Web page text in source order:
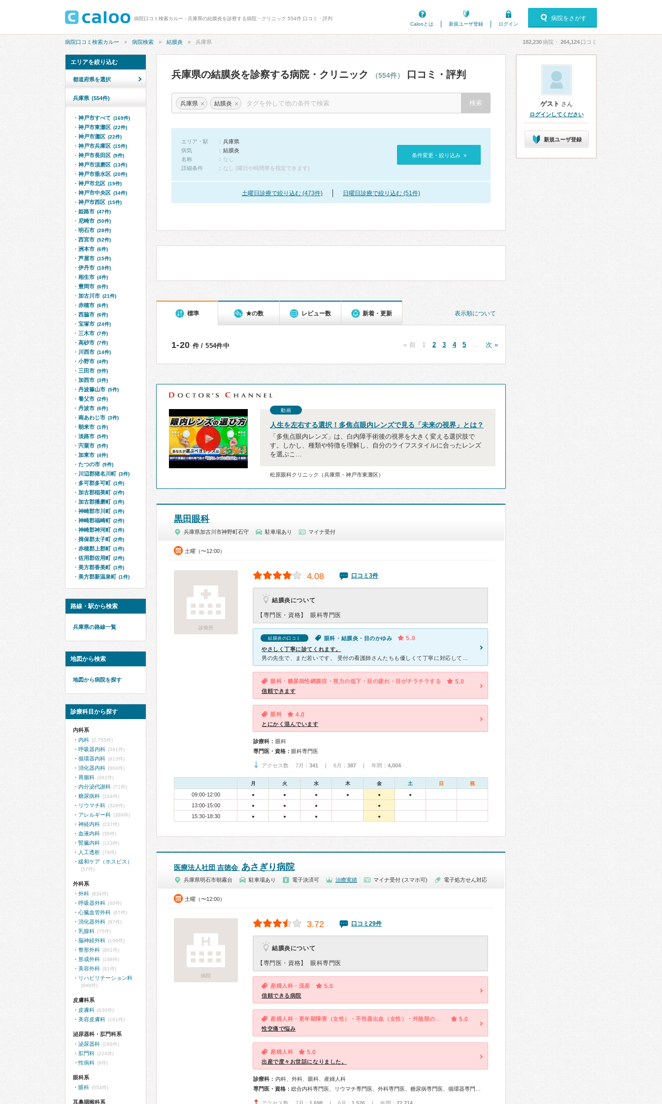
病院口コミ検索カルー - 兵庫県の結膜炎を診察する病院・クリニック 554件 口コミ・評判
Calooとは
新規ユーザ登録 ログイン
病院をさがす
病院口コミ検索カルー 病院検索 結膜炎 兵庫県 182,230病院・ 264,124 口コミ
兵庫県の結膜炎を診察する病院・クリニック （554件） 口コミ・評判
兵庫県 × 結膜炎 ×
エリア・駅
兵庫県
病気
結膜炎
名称
なし
詳細条件
なし (曜日や時間帯を指定できます)
条件変更・絞り込み »
土曜日診療で絞り込む (473件) 日曜日診療で絞り込む (51件)
表示順について
標準 ★の数 レビュー数 新着・更新
1-20 件 / 554件中 « 前 1 2 3 4 5 次 »
動画
人生を左右する選択！多焦点眼内レンズで見る「未来の視界」とは？
「多焦点眼内レンズ」は、白内障手術後の視界を大きく変える選択肢で
す。しかし、種類や特徴を理解し、自分のライフスタイルに合ったレンズ
を選ぶこ…
松原眼科クリニック（兵庫県・神戸市東灘区）
黒田眼科
兵庫県加古川市神野町石守 駐車場あり マイナ受付
土曜（〜12:00）
診療所
4.08 口コミ3件
結膜炎について
【専門医・資格】 眼科専門医
結膜炎の口コミ 眼科・結膜炎・目のかゆみ 5.0
やさしく丁寧に診てくれます。
眼科・糖尿病性網膜症・視力の低下・目の疲れ・目がチラチラする 5.0
信頼できます
眼科 4.0
とにかく混んでいます
診療科： 眼科
専門医・資格： 眼科専門医
アクセス数 7月： 341 | 6月： 387 | 年間： 4,004
月 火 水 木 金 土 日 祝
09:00-12:00 ● ● ● ● ● ●
13:00-15:00 ● ● ● ●
15:30-18:30 ● ● ● ●
医療法人社団 吉徳会 あさぎり病院
兵庫県明石市朝霧台 駐車場あり 電子決済可 治療実績 マイナ受付 (スマホ可) 電子処方せん対応
土曜（〜12:00）
病院
3.72 口コミ29件
結膜炎について
【専門医・資格】 眼科専門医
産婦人科・流産 5.0
信頼できる病院
5.0
性交痛で悩み
産婦人科 5.0
出産で度々お世話になりました。
診療科： 内科、外科、眼科、産婦人科
専門医・資格：
エリアを絞り込む
都道府県を選択
兵庫県 (554件)
神戸市すべて (169件)
神戸市東灘区 (22件)
神戸市灘区 (22件)
神戸市兵庫区 (15件)
神戸市長田区 (9件)
神戸市須磨区 (13件)
神戸市垂水区 (20件)
神戸市北区 (19件)
神戸市中央区 (34件)
神戸市西区 (15件)
姫路市 (47件)
尼崎市 (50件)
明石市 (28件)
西宮市 (52件)
洲本市 (6件)
芦屋市 (15件)
伊丹市 (18件)
相生市 (4件)
豊岡市 (6件)
加古川市 (21件)
赤穂市 (6件)
西脇市 (6件)
宝塚市 (24件)
三木市 (7件)
高砂市 (7件)
川西市 (14件)
小野市 (4件)
三田市 (9件)
加西市 (3件)
丹波篠山市 (5件)
養父市 (2件)
丹波市 (6件)
南あわじ市 (3件)
朝来市 (1件)
淡路市 (5件)
宍粟市 (5件)
加東市 (4件)
たつの市 (9件)
川辺郡猪名川町 (3件)
多可郡多可町 (1件)
加古郡稲美町 (2件)
加古郡播磨町 (1件)
神崎郡市川町 (1件)
神崎郡福崎町 (2件)
神崎郡神河町 (1件)
揖保郡太子町 (2件)
赤穂郡上郡町 (1件)
佐用郡佐用町 (2件)
美方郡香美町 (1件)
美方郡新温泉町 (1件)
路線・駅から検索
兵庫県の路線一覧
地図から検索
地図から病院を探す
診療科目から探す
内科系
内科 (2,755件)
呼吸器内科 (391件)
循環器内科 (813件)
消化器内科 (804件)
胃腸科 (382件)
内分泌代謝科 (71件)
糖尿病科 (244件)
リウマチ科 (328件)
アレルギー科 (389件)
神経内科 (237件)
血液内科 (36件)
腎臓内科 (113件)
人工透析 (79件)
緩和ケア（ホスピス）
(57件)
外科系
外科 (834件)
呼吸器外科 (40件)
心臓血管外科 (67件)
消化器外科 (97件)
乳腺科 (75件)
脳神経外科 (199件)
整形外科 (891件)
形成外科 (198件)
美容外科 (91件)
リハビリテーション科
(998件)
皮膚科系
皮膚科 (630件)
美容皮膚科 (161件)
泌尿器科・肛門科系
泌尿器科 (288件)
肛門科 (224件)
性病科 (9件)
眼科系
眼科 (554件)
耳鼻咽喉科系
ゲスト さん
ログインしてください
新規ユーザ登録